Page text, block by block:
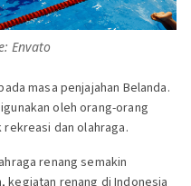
Envato
masa penjajahan Belanda.
oleh orang-orang
dan olahraga.
renang semakin